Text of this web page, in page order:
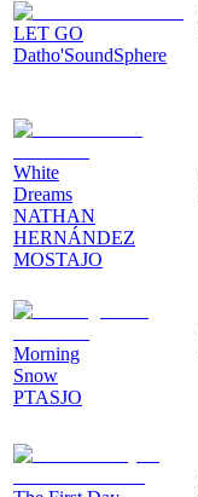
LET GO
Datho'SoundSphere
White
Dreams
NATHAN
HERNÁNDEZ
MOSTAJO
Morning
Snow
PTASJO